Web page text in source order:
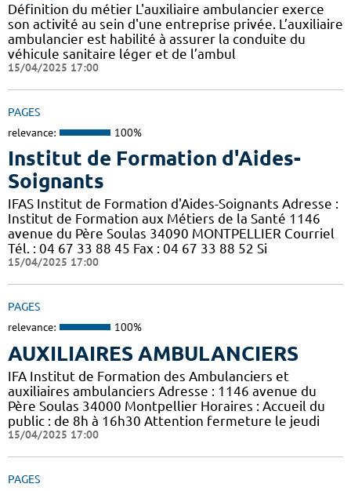
Définition du métier L'auxiliaire ambulancier exerce
son activité au sein d'une entreprise privée. L’auxiliaire
ambulancier est habilité à assurer la conduite du
véhicule sanitaire léger et de l’ambul
15/04/2025 17:00
PAGES
relevance: 100%
Institut de Formation d'Aides-
Soignants
IFAS Institut de Formation d'Aides-Soignants Adresse :
Institut de Formation aux Métiers de la Santé 1146
avenue du Père Soulas 34090 MONTPELLIER Courriel
Tél. : 04 67 33 88 45 Fax : 04 67 33 88 52 Si
15/04/2025 17:00
PAGES
relevance: 100%
AUXILIAIRES AMBULANCIERS
IFA Institut de Formation des Ambulanciers et
auxiliaires ambulanciers Adresse : 1146 avenue du
Père Soulas 34000 Montpellier Horaires : Accueil du
public : de 8h à 16h30 Attention fermeture le jeudi
15/04/2025 17:00
PAGES